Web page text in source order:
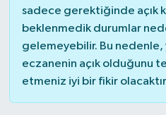
sadece gerektiğinde açık
beklenmedik durumlar
gelemeyebilir. Bu nedenle,
eczanenin açık olduğunu
etmeniz iyi bir fikir